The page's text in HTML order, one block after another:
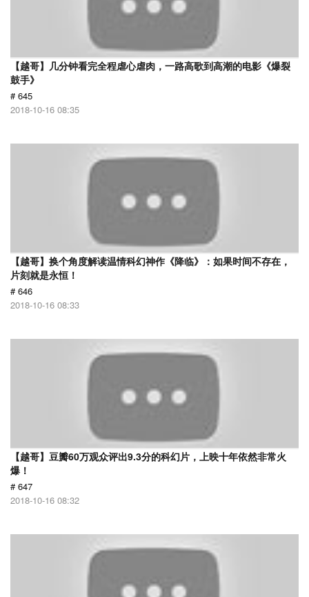
【越哥】几分钟看完全程虐心虐肉，一路高歌到高潮的电影《爆裂
鼓手》
# 645
2018-10-16 08:35
【越哥】换个角度解读温情科幻神作《降临》：如果时间不存在，
片刻就是永恒！
# 646
2018-10-16 08:33
【越哥】豆瓣60万观众评出9.3分的科幻片，上映十年依然非常火
爆！
# 647
2018-10-16 08:32